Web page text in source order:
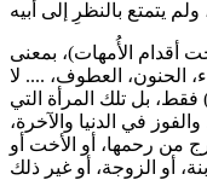
أقدام الأُمهات)، بمعنى
الحنون، العطوف، .... لا
فقط، بل تلك المرأة التي
في الدنيا والآخرة،
من رحمها، أو الأخت أو